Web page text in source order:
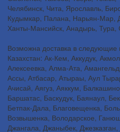
Челябинск, Чита, Ярославль,
Кудымкар, Палана, Нарьян-Мар,
Ханты-Мансийск, Анадырь, Тура,
Возможна доставка в следующие
Казахстан: Ак-Кем, Аккудук,
Алексеевка, Алма-Ата,
Ассы, Атбасар, Атыраы, Аул
Ачисай, Аягуз, Аяккум,
Баршатас, Баскудук, Баянаул,
Бетпак-Дала, Благовещенка,
Возвышенка, Володарское,
Джангала, Джаныбек,